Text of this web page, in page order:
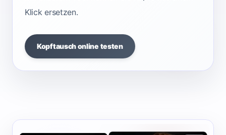
Klick ersetzen.
Kopftausch online testen